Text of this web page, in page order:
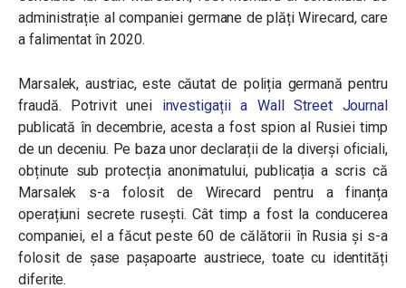
administrație al companiei germane de plăți Wirecard, care
a falimentat în 2020.
Marsalek, austriac, este căutat de poliția germană pentru
fraudă. Potrivit unei investigații a Wall Street Journal
publicată în decembrie, acesta a fost spion al Rusiei timp
de un deceniu. Pe baza unor declarații de la diverși oficiali,
obținute sub protecția anonimatului, publicația a scris că
Marsalek s-a folosit de Wirecard pentru a finanța
operațiuni secrete rusești. Cât timp a fost la conducerea
companiei, el a făcut peste 60 de călătorii în Rusia și s-a
folosit de șase pașapoarte austriece, toate cu identități
diferite.